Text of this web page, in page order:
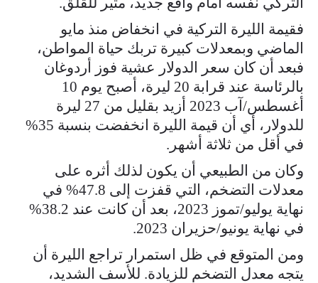
فقيمة الليرة التركية في انخفاض منذ مايو
الماضي وبمعدلات كبيرة تربك حياة المواطن،
فبعد أن كان سعر الدولار عشية فوز أردوغان
بالرئاسة عند قرابة 20 ليرة، أصبح يوم 10
أغسطس/آب 2023 أزيد بقليل من 27 ليرة
للدولار، أي أن قيمة الليرة انخفضت بنسبة 35%
في أقل من ثلاثة أشهر.
وكان من الطبيعي أن يكون لذلك أثره على
معدلات التضخم، التي قفزت إلى 47.8% في
نهاية يوليو/تموز 2023، بعد أن كانت عند 38.2%
في نهاية يونيو/حزيران 2023.
ومن المتوقع في ظل استمرار تراجع الليرة أن
يتجه معدل التضخم للزيادة. للأسف الشديد،